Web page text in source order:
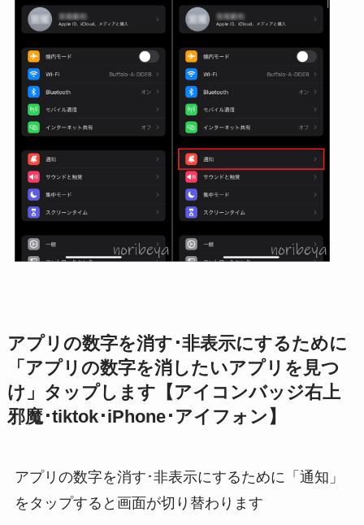
アプリの数字を消す･非表示にするために
「アプリの数字を消したいアプリを見つ
け」タップします【アイコンバッジ右上
邪魔･tiktok･iPhone･アイフォン】
アプリの数字を消す･非表示にするために「通知」
をタップすると画面が切り替わります